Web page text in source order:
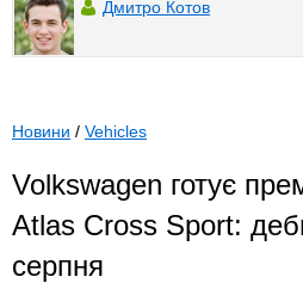
Дмитро Котов
Новини / Vehicles
Volkswagen готує
Atlas Cross Sport:
серпня